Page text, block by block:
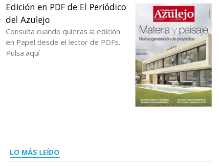
Edición en PDF de El Periódico
del Azulejo
Consulta cuando quieras la edición
en Papel desde el lector de PDFs.
Pulsa aquí
LO MÁS LEÍDO